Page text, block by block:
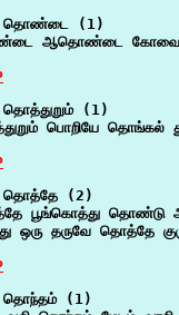
தொண்டை (1)
ஆதொண்டை கோவை
(1)
பொறியே தொங்கல்
தொத்தே (2)
பூங்கொத்து
ஒரு தருவே தொத்தே
தொந்தம் (1)